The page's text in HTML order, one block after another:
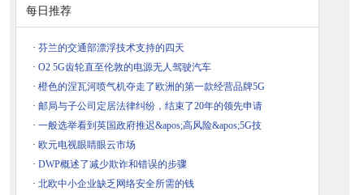
每日推荐
· 芬兰的交通部漂浮技术支持的四天
· O2 5G齿轮直至伦敦的电源无人驾驶汽车
· 橙色的涅瓦河喷气机夺走了欧洲的第一款经营品牌5G
· 邮局与子公司定居法律纠纷，结束了20年的领先申请
· 一般选举看到英国政府推迟&apos;高风险&apos;5G技
· 欧元电视眼睛眼云市场
· DWP概述了减少欺诈和错误的步骤
· 北欧中小企业缺乏网络安全所需的钱